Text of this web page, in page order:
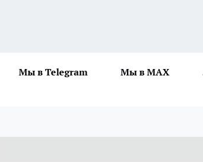
Мы в Telegram Мы в MAX